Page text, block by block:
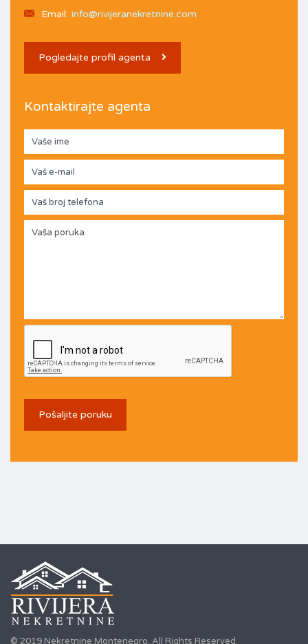
Email: info@rivijeranekretnine.com
Pogledajte profil agenta
Kontaktirajte agenta
© 2019 Nekretnine Montenegro. All Rights Reserved.